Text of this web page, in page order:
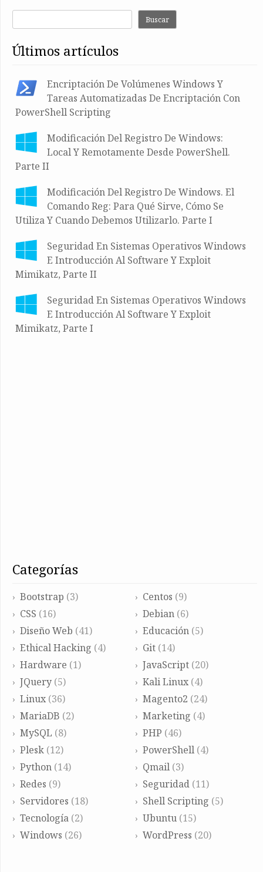
Buscar
últimos artículos
Encriptación De Volúmenes Windows Y
Tareas Automatizadas De Encriptación Con
PowerShell Scripting
Modificación Del Registro De Windows:
Local Y Remotamente Desde PowerShell.
Parte II
Modificación Del Registro De Windows. El
Comando Reg: Para Qué Sirve, Cómo Se
Utiliza Y Cuando Debemos Utilizarlo. Parte I
Seguridad En Sistemas Operativos Windows
E Introducción Al Software Y Exploit
Mimikatz, Parte II
Seguridad En Sistemas Operativos Windows
E Introducción Al Software Y Exploit
Mimikatz, Parte I
categorías
Bootstrap (3) Centos (9)
CSS (16) Debian(6)
Diseño Web (41) Educación(5)
Ethical Hacking (4) Git(14)
Hardware (1) JavaScript(20)
JQuery (5) Kali Linux(4)
Linux (36) Magento2 (24)
MariaDB (2) Marketing (4)
MySQL (8) PHP (46)
Plesk (12) PowerShell(4)
Python (14) Qmail(3)
Redes (9) Seguridad(11)
Servidores (18) Shell Scripting (5)
Tecnología (2) Ubuntu(15)
Windows (26) WordPress (20)